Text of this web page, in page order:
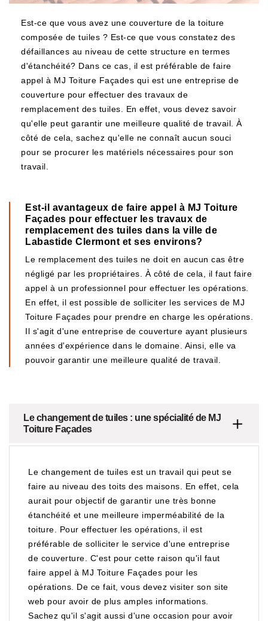
Est-ce que vous avez une couverture de la toiture
composée de tuiles ? Est-ce que vous constatez des
défaillances au niveau de cette structure en termes
d'étanchéité? Dans ce cas, il est préférable de faire
appel à MJ Toiture Façades qui est une entreprise de
couverture pour effectuer des travaux de
remplacement des tuiles. En effet, vous devez savoir
qu'elle peut garantir une meilleure qualité de travail. À
côté de cela, sachez qu'elle ne connaît aucun souci
pour se procurer les matériels nécessaires pour son
travail.
Est-il avantageux de faire appel à MJ Toiture
Façades pour effectuer les travaux de
remplacement des tuiles dans la ville de
Labastide Clermont et ses environs?
Le remplacement des tuiles ne doit en aucun cas être
négligé par les propriétaires. À côté de cela, il faut faire
appel à un professionnel pour effectuer les opérations.
En effet, il est possible de solliciter les services de MJ
Toiture Façades pour prendre en charge les opérations.
Il s'agit d'une entreprise de couverture ayant plusieurs
années d'expérience dans le domaine. Ainsi, elle va
pouvoir garantir une meilleure qualité de travail.
Le changement de tuiles : une spécialité de MJ
Toiture Façades
Le changement de tuiles est un travail qui peut se
faire au niveau des toits des maisons. En effet, cela
aurait pour objectif de garantir une très bonne
étanchéité et une meilleure imperméabilité de la
toiture. Pour effectuer les opérations, il est
préférable de solliciter le service d'une entreprise
de couverture. C'est pour cette raison qu'il faut
faire appel à MJ Toiture Façades pour les
opérations. De ce fait, vous devez visiter son site
web pour avoir de plus amples informations.
Sachez qu'il s'agit aussi d'une occasion pour avoir